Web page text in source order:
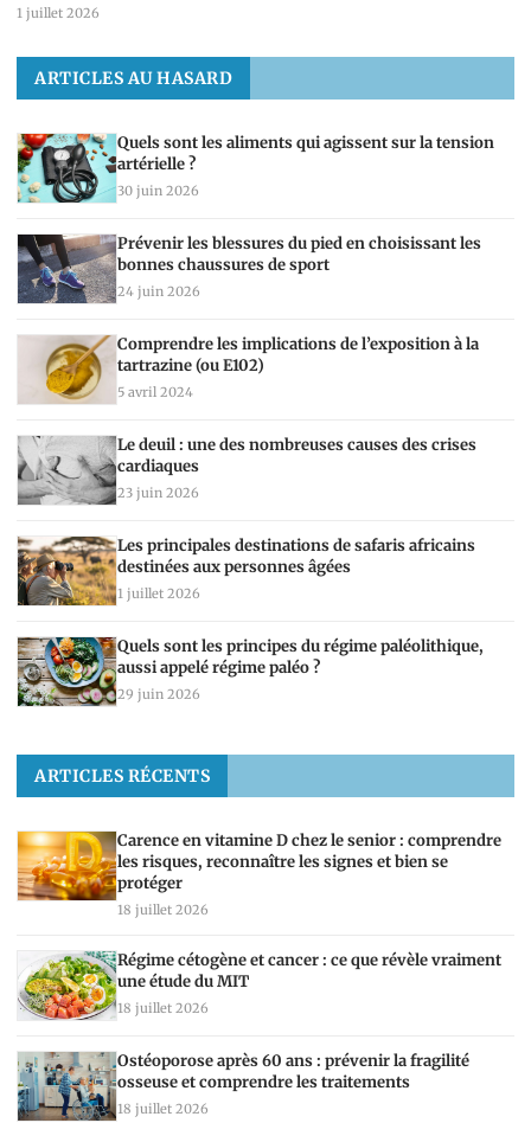
1 juillet 2026
ARTICLES AU HASARD
Quels sont les aliments qui agissent sur la tension
artérielle ?
30 juin 2026
Prévenir les blessures du pied en choisissant les
bonnes chaussures de sport
24 juin 2026
Comprendre les implications de l’exposition à la
tartrazine (ou E102)
5 avril 2024
Le deuil : une des nombreuses causes des crises
cardiaques
23 juin 2026
Les principales destinations de safaris africains
destinées aux personnes âgées
1 juillet 2026
Quels sont les principes du régime paléolithique,
aussi appelé régime paléo ?
29 juin 2026
ARTICLES RÉCENTS
Carence en vitamine D chez le senior : comprendre
les risques, reconnaître les signes et bien se
protéger
18 juillet 2026
Régime cétogène et cancer : ce que révèle vraiment
une étude du MIT
18 juillet 2026
Ostéoporose après 60 ans : prévenir la fragilité
osseuse et comprendre les traitements
18 juillet 2026